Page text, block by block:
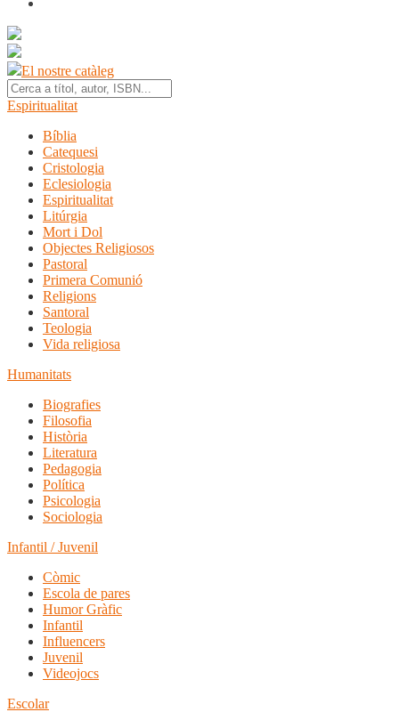
El nostre catàleg
Espiritualitat
Bíblia
Catequesi
Cristologia
Eclesiologia
Espiritualitat
Litúrgia
Mort i Dol
Objectes Religiosos
Pastoral
Primera Comunió
Religions
Santoral
Teologia
Vida religiosa
Humanitats
Biografies
Filosofia
Història
Literatura
Pedagogia
Política
Psicologia
Sociologia
Infantil / Juvenil
Còmic
Escola de pares
Humor Gràfic
Infantil
Influencers
Juvenil
Videojocs
Escolar